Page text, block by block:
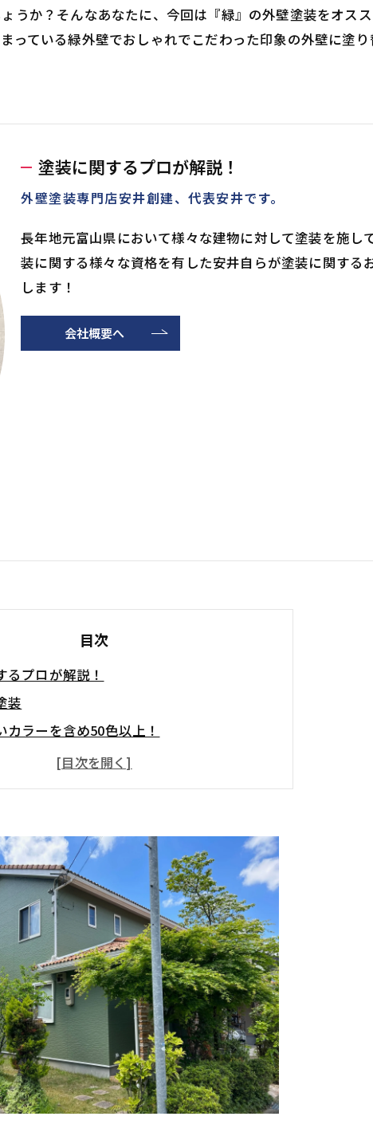
うか？そんなあなたに、今回は『緑』の外壁塗装をオス
ている緑外壁でおしゃれでこだわった印象の外壁に塗
塗装に関するプロが解説！
外壁塗装専門店安井創建、代表安井です。
長年地元富山県において様々な建物に対して塗装を施し
装に関する様々な資格を有した安井自らが塗装に関する
します！
会社概要へ
目次
るプロが解説！
装
カラーを含め50色以上！
わった印象に
え汚れが目立たないメリットも♪
塗装でこだわりの印象を演出してみては？